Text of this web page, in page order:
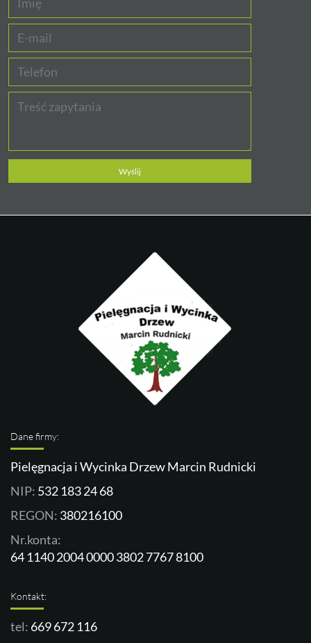
Dane firmy:
Pielęgnacja i Wycinka Drzew Marcin Rudnicki
NIP: 532 183 24 68
REGON: 380216100
Nr.konta:
64 1140 2004 0000 3802 7767 8100
Kontakt:
tel: 669 672 116